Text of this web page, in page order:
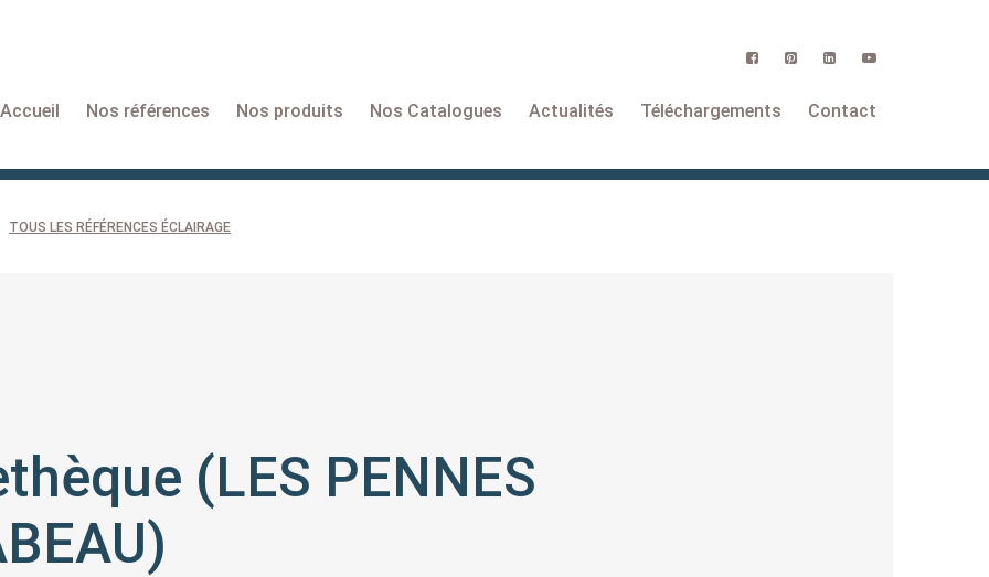
Accueil Nos références Nos produits Nos Catalogues Actualités Téléchargements Contact
TOUS LES RÉFÉRENCES ÉCLAIRAGE
(LES PENNES